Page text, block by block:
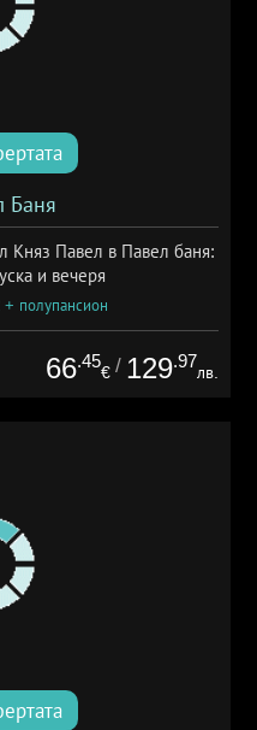
Баня
Княз Павел в Павел баня:
и вечеря
полупансион
66.45
€ / 129.97
лв.